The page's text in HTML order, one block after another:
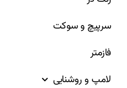
سرپیچ و سوکت
فازمتر
لامپ و روشنایی